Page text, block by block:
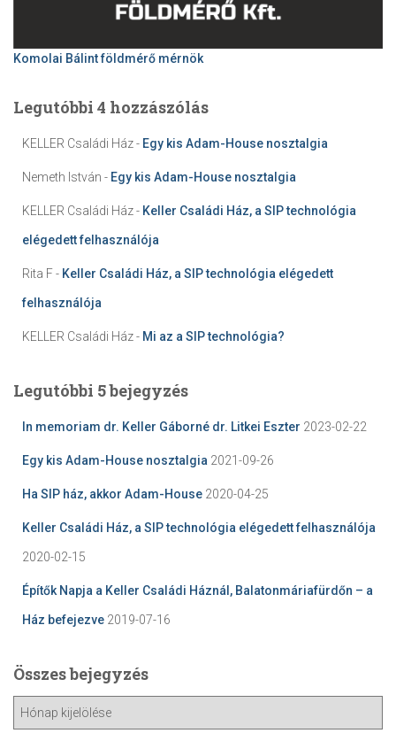
Komolai Bálint földmérő mérnök
Legutóbbi 4 hozzászólás
KELLER Családi Ház- Egy kis Adam-House nosztalgia
Nemeth István - Egy kis Adam-House nosztalgia
KELLER Családi Ház- Keller Családi Ház, a SIP technológia
elégedett felhasználója
Rita F- Keller Családi Ház, a SIP technológia elégedett
felhasználója
KELLER Családi Ház- Mi az a SIP technológia?
Legutóbbi 5 bejegyzés
In memoriam dr. Keller Gáborné dr. Litkei Eszter 2023-02-22
Egy kis Adam-House nosztalgia 2021-09-26
Ha SIP ház, akkor Adam-House 2020-04-25
Keller Családi Ház, a SIP technológia elégedett felhasználója
2020-02-15
Építők Napja a Keller Családi Háznál, Balatonmáriafürdőn – a
Ház befejezve 2019-07-16
Összes bejegyzés